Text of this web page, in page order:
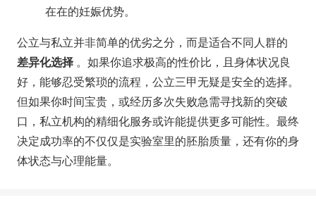
在在的妊娠优势。
公立与私立并非简单的优劣之分，而是适合不同人群的
差异化选择 。如果你追求极高的性价比，且身体状况良
好，能够忍受繁琐的流程，公立三甲无疑是安全的选择。
但如果你时间宝贵，或经历多次失败急需寻找新的突破
口，私立机构的精细化服务或许能提供更多可能性。最终
决定成功率的不仅仅是实验室里的胚胎质量，还有你的身
体状态与心理能量。